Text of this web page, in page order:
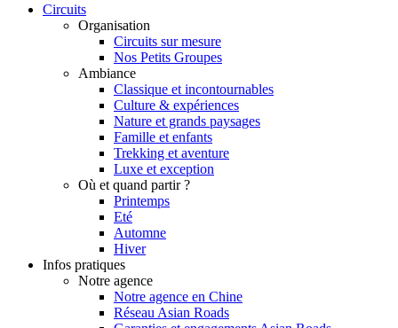
Circuits
Organisation
Circuits sur mesure
Nos Petits Groupes
Ambiance
Classique et incontournables
Culture & expériences
Nature et grands paysages
Famille et enfants
Trekking et aventure
Luxe et exception
Où et quand partir ?
Printemps
Eté
Automne
Hiver
Infos pratiques
Notre agence
Notre agence en Chine
Réseau Asian Roads